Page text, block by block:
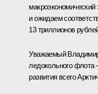
и ожидаем
13 триллионов
Уважаемый
ледокольного флота
развития всего